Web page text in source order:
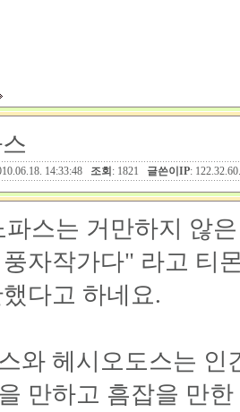
14:33:48 조회 : 1821 글쓴이IP:
파스는 거만하지 않
자작가다" 라고 티
다고 하네요.
와 헤시오도스는 인
만하고 흠잡을 만